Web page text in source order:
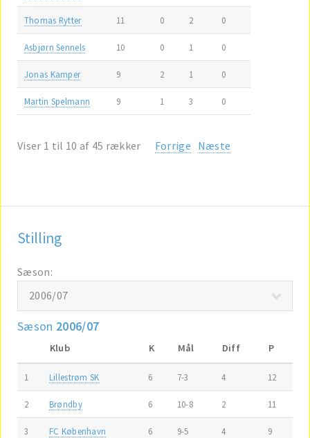
Thomas Rytter 11 0 2 0
Asbjørn Sennels 10 0 1 0
Jonas Kamper 9 2 1 0
Martin Spelmann 9 1 3 0
Viser 1 til 10 af 45 rækker Forrige Næste
Stilling
Sæson:
Sæson 2006/07
Klub K Mål Diff P
1 Lillestrøm SK 6 7-3 4 12
2 Brøndby 6 10-8 2 11
3 FC København 6 9-5 4 9